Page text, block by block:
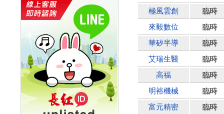
價 被盯上
新光人壽保險:新壽Q1外
價金將達996億
宇辰系統科技:宇辰業績
創新高 啟動興櫃轉上櫃
計畫
明緯企業:明緯永續科技
競賽 以電源驅動善的力
量
秀育企業:秀育SHO-U儲
能系統 獲國內首張CNS
認證
極風雲創
臨時
來毅數位
臨時
華矽半導
臨時
艾瑞生醫
臨時
高福
臨時
明裕機械
臨時
富元精密
臨時